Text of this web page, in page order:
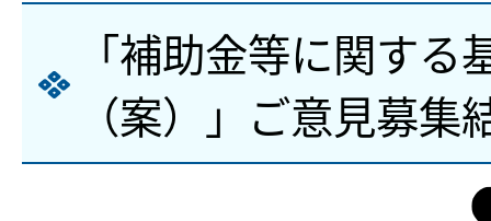
「補助金等に関する
（案）」ご意見募集